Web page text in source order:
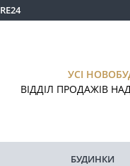
RE24
УСІ
ВІДДІЛ ПРОДАЖІВ
БУДИНКИ